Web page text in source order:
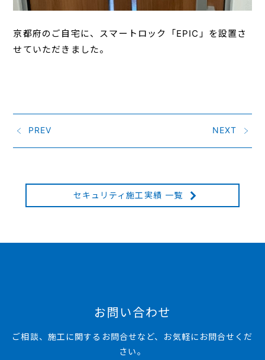
京都府のご自宅に、スマートロック「EPIC」を設置さ
せていただきました。
PREV NEXT
セキュリティ施工実績 一覧
お問い合わせ
ご相談、施工に関するお問合せなど、お気軽にお問合せくだ
さい。